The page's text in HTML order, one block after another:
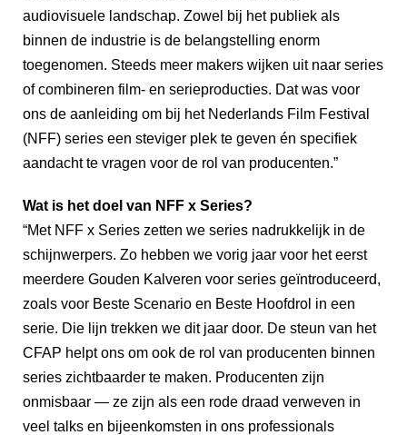
audiovisuele landschap. Zowel bij het publiek als
binnen de industrie is de belangstelling enorm
toegenomen. Steeds meer makers wijken uit naar series
of combineren film- en serieproducties. Dat was voor
ons de aanleiding om bij het Nederlands Film Festival
(NFF) series een steviger plek te geven én specifiek
aandacht te vragen voor de rol van producenten.”
Wat is het doel van NFF x Series?
“Met NFF x Series zetten we series nadrukkelijk in de
schijnwerpers. Zo hebben we vorig jaar voor het eerst
meerdere Gouden Kalveren voor series geïntroduceerd,
zoals voor Beste Scenario en Beste Hoofdrol in een
serie. Die lijn trekken we dit jaar door. De steun van het
CFAP helpt ons om ook de rol van producenten binnen
series zichtbaarder te maken. Producenten zijn
onmisbaar — ze zijn als een rode draad verweven in
veel talks en bijeenkomsten in ons professionals